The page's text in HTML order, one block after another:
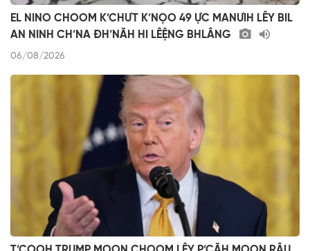
EL NINO CHOOM K’CHƯT K’NỌO 49 ỰC MANƯIH LÊY BIL
AN NINH CH’NA ĐH’NĂH HI LÊỆNG BHLÂNG
06/08/2026